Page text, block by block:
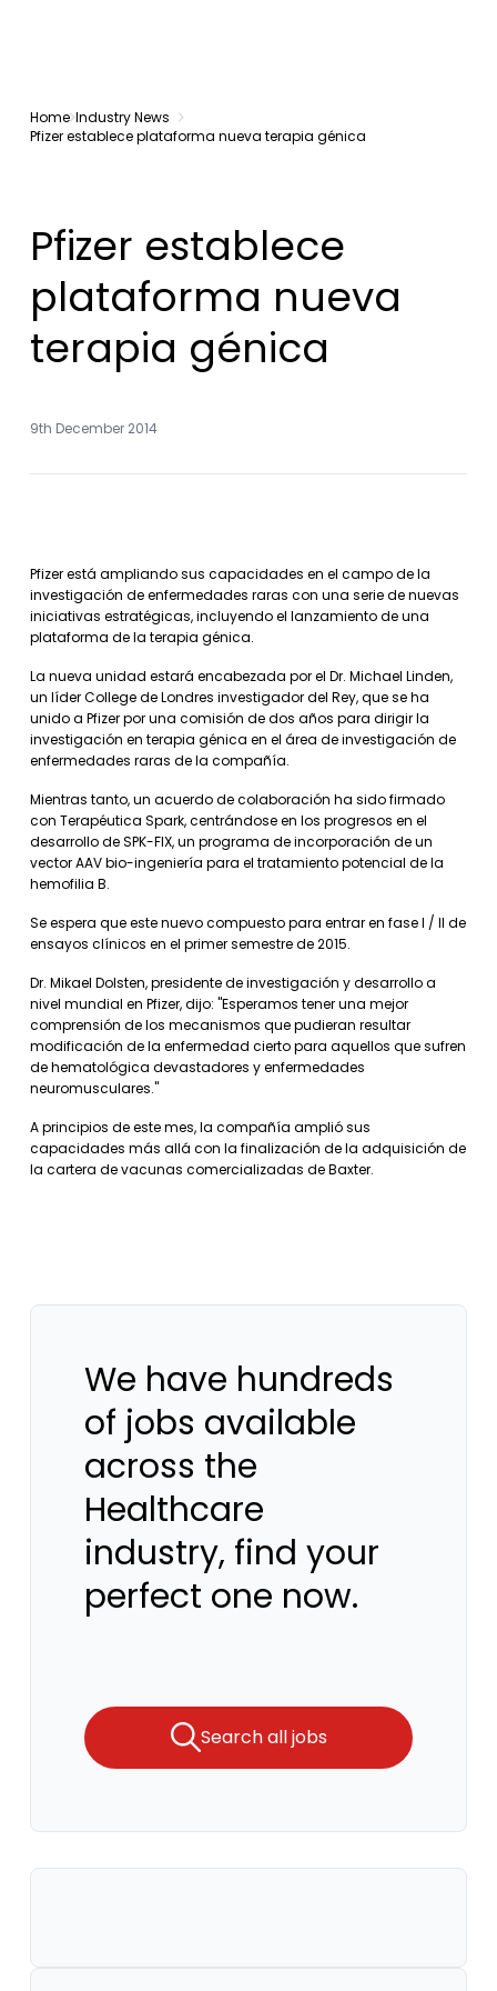
Home Industry News
Pfizer establece plataforma nueva terapia génica
Pfizer establece
plataforma nueva
terapia génica
9th December 2014
Pfizer está ampliando sus capacidades en el campo de la
investigación de enfermedades raras con una serie de nuevas
iniciativas estratégicas, incluyendo el lanzamiento de una
plataforma de la terapia génica.
La nueva unidad estará encabezada por el Dr. Michael Linden,
un líder College de Londres investigador del Rey, que se ha
unido a Pfizer por una comisión de dos años para dirigir la
investigación en terapia génica en el área de investigación de
enfermedades raras de la compañía.
Mientras tanto, un acuerdo de colaboración ha sido firmado
con Terapéutica Spark, centrándose en los progresos en el
desarrollo de SPK-FIX, un programa de incorporación de un
vector AAV bio-ingeniería para el tratamiento potencial de la
hemofilia B.
Se espera que este nuevo compuesto para entrar en fase I / II de
ensayos clínicos en el primer semestre de 2015.
Dr. Mikael Dolsten, presidente de investigación y desarrollo a
nivel mundial en Pfizer, dijo: "Esperamos tener una mejor
comprensión de los mecanismos que pudieran resultar
modificación de la enfermedad cierto para aquellos que sufren
de hematológica devastadores y enfermedades
neuromusculares."
A principios de este mes, la compañía amplió sus
capacidades más allá con la finalización de la adquisición de
la cartera de vacunas comercializadas de Baxter.
We have hundreds
of jobs available
across the
Healthcare
industry, find your
perfect one now.
Search all jobs